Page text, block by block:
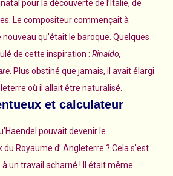
pour la découverte de l’Italie, de
Le compositeur commençait à
qu’était le baroque. Quelques
de cette inspiration : Rinaldo,
. Plus obstiné que jamais, il avait élargi
où il allait être naturalisé.
et calculateur
pouvait devenir le
Royaume d’ Angleterre ? Cela s’est
un travail acharné ! Il était même